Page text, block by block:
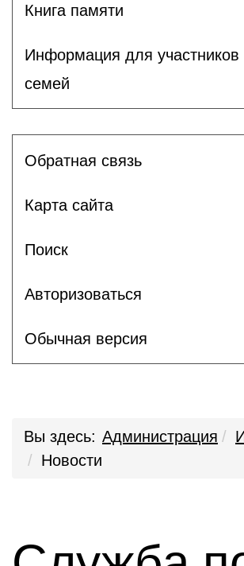
Книга памяти
Информация для
семей
Обратная связь
Карта сайта
Поиск
Авторизоваться
Обычная версия
Вы здесь: Администрация
Новости